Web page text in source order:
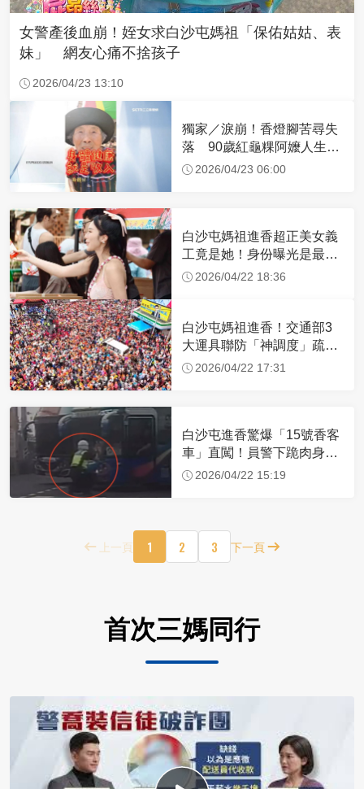
女警產後血崩！姪女求白沙屯媽祖「保佑姑姑、表
妹」 網友心痛不捨孩子
2026/04/23 13:10
獨家／淚崩！香燈腳苦尋失
落 90歲紅龜粿阿嬤人生謝
幕2026/04/23 06:00
白沙屯媽祖進香超正美女義
工竟是她！身份曝光是最美
禮生 一輩子不結婚
2026/04/22 18:36
白沙屯媽祖進香！交通部3
大運具聯防「神調度」疏運
32.1萬創新高
2026/04/22 17:31
白沙屯進香驚爆「15號香客
車」直闖！員警下跪肉身擋
車：讓行人先過
2026/04/22 15:19
上一頁 1 2 3 下一頁
首次三媽同行